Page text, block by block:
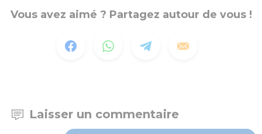
Vous avez aimé ? Partagez autour de vous !
Laisser un commentaire